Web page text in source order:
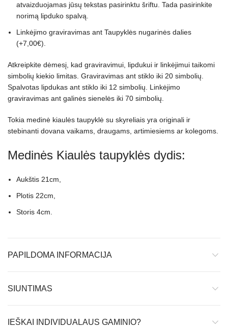
atvaizduojamas jūsų tekstas pasirinktu šriftu. Tada pasirinkite
norimą lipduko spalvą.
Linkėjimo graviravimas ant Taupyklės nugarinės dalies
(+7,00€).
Atkreipkite dėmesį, kad graviravimui, lipdukui ir linkėjimui taikomi
simbolių kiekio limitas. Graviravimas ant stiklo iki 20 simbolių.
Spalvotas lipdukas ant stiklo iki 12 simbolių. Linkėjimo
graviravimas ant galinės sienelės iki 70 simbolių.
Tokia medinė kiaulės taupyklė su skyreliais yra originali ir
stebinanti dovana vaikams, draugams, artimiesiems ar kolegoms.
Medinės Kiaulės taupyklės dydis:
Aukštis 21cm,
Plotis 22cm,
Storis 4cm.
PAPILDOMA INFORMACIJA
SIUNTIMAS
IEŠKAI INDIVIDUALAUS GAMINIO?